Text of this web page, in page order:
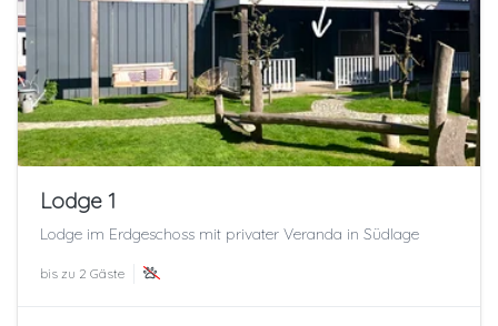
Lodge 1
Lodge im Erdgeschoss mit privater Veranda in Südlage
bis zu 2 Gäste